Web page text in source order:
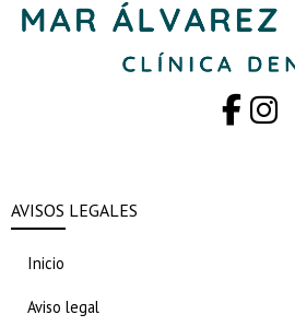
AVISOS LEGALES
Inicio
Aviso legal